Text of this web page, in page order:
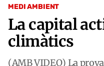
MEDI AMBIENT
La capital
climàtics
(AMB VIDEO) La